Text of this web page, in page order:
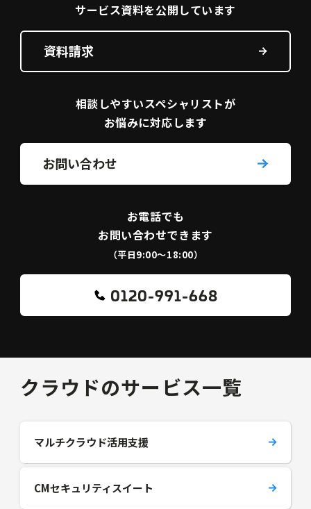
サービス資料を公開しています
資料請求
相談しやすいスペシャリストが
お悩みに対応します
お問い合わせ
お電話でも
お問い合わせできます
（平日9:00〜18:00）
0120-991-668
クラウドのサービス一覧
マルチクラウド活用支援
CMセキュリティスイート